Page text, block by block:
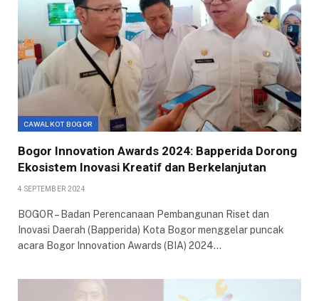
CAWALKOT BOGOR
Bogor Innovation Awards 2024: Bapperida Dorong
Ekosistem Inovasi Kreatif dan Berkelanjutan
4 SEPTEMBER 2024
BOGOR – Badan Perencanaan Pembangunan Riset dan
Inovasi Daerah (Bapperida) Kota Bogor menggelar puncak
acara Bogor Innovation Awards (BIA) 2024…